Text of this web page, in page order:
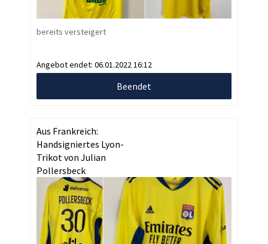
bereits versteigert
Angebot endet: 06.01.2022 16:12
Beendet
Aus Frankreich:
Handsigniertes Lyon-
Trikot von Julian
Pollersbeck